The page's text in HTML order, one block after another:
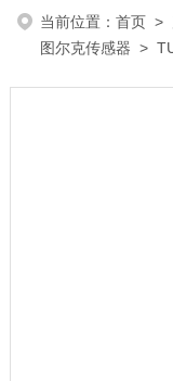
当前位置：首页 >
图尔克传感器 >